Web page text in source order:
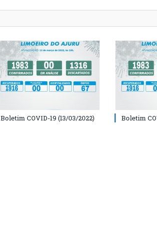
Boletim COVID-19 (13/03/2022) Boletim